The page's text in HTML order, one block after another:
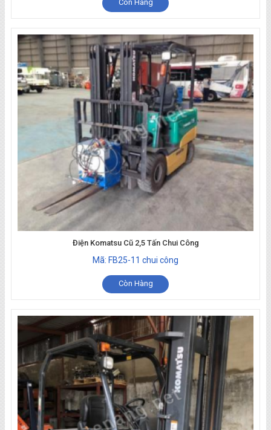
Còn Hàng
Điện Komatsu Cũ 2,5 Tấn Chui Công
Mã: FB25-11 chui công
Còn Hàng